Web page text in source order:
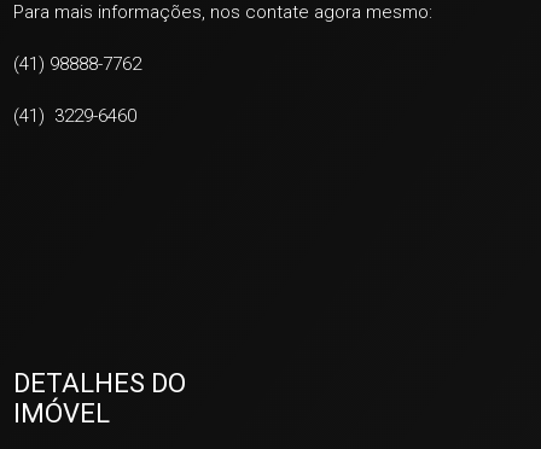
Para mais informações, nos contate agora mesmo:
(41) 98888-7762
(41) 3229-6460
DETALHES DO
IMÓVEL